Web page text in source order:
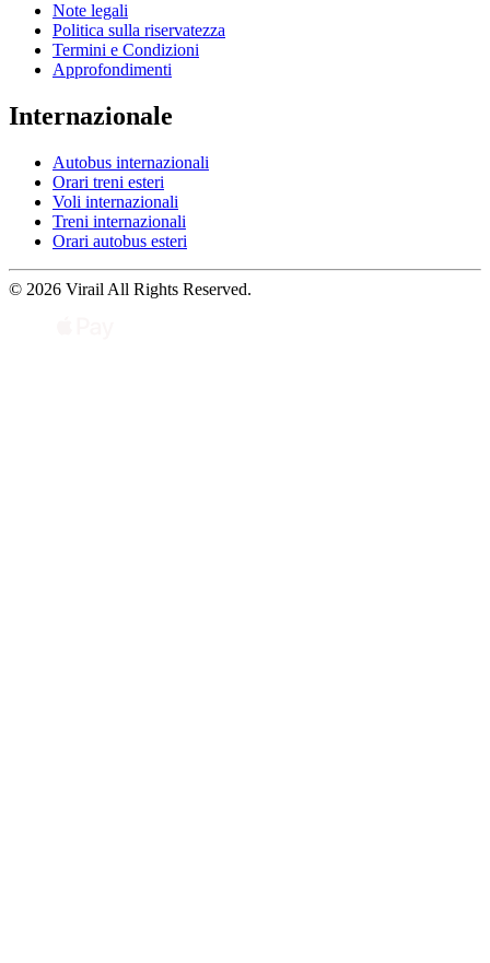
Note legali
Politica sulla riservatezza
Termini e Condizioni
Approfondimenti
Internazionale
Autobus internazionali
Orari treni esteri
Voli internazionali
Treni internazionali
Orari autobus esteri
© 2026 Virail All Rights Reserved.